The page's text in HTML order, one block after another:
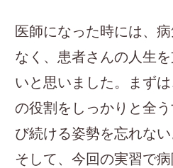
医師になった時には、
なく、患者さんの人生
いと思いました。まず
の役割をしっかりと全
び続ける姿勢を忘れない
そして、今回の実習で